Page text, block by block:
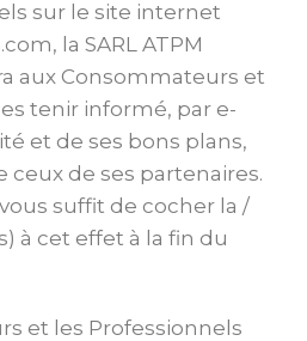
sur le site internet
la SARL ATPM
aux Consommateurs et
tenir informé, par e-
et de ses bons plans,
de ses partenaires.
suffit de cocher la /
à cet effet à la fin du
et les Professionnels